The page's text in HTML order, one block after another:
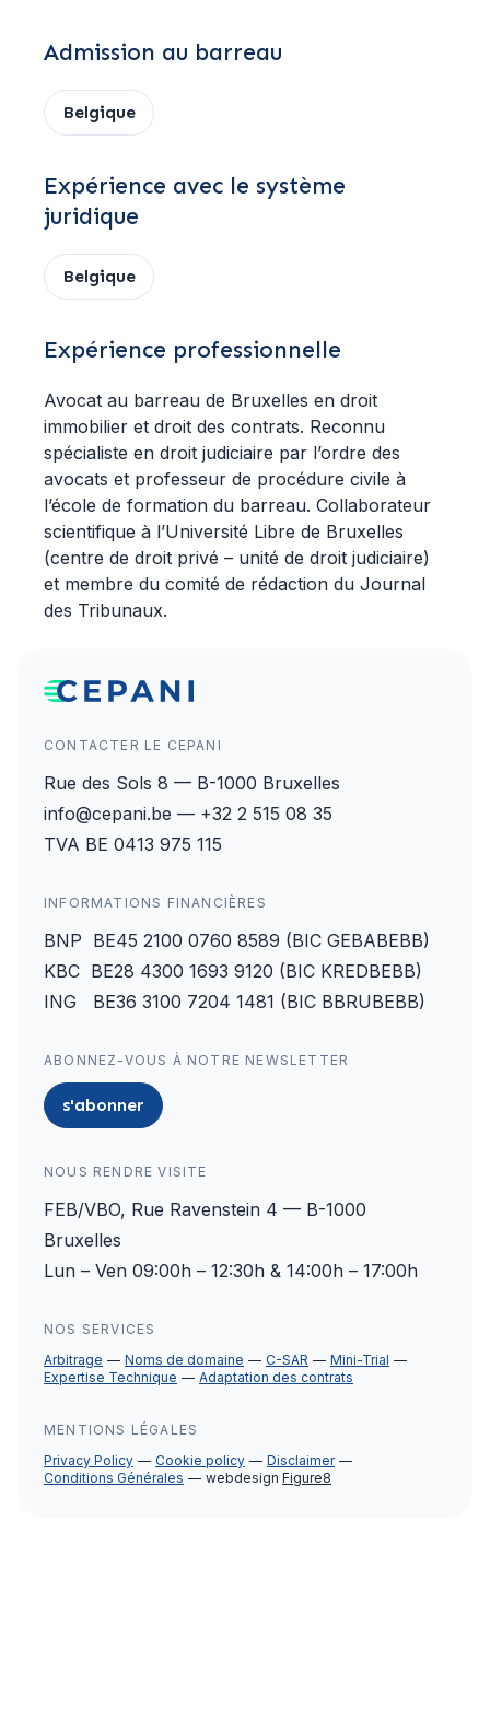
Admission au barreau
Belgique
Expérience avec le système
juridique
Belgique
Expérience professionnelle
Avocat au barreau de Bruxelles en droit
immobilier et droit des contrats. Reconnu
spécialiste en droit judiciaire par l’ordre des
avocats et professeur de procédure civile à
l’école de formation du barreau. Collaborateur
scientifique à l’Université Libre de Bruxelles
(centre de droit privé – unité de droit judiciaire)
et membre du comité de rédaction du Journal
des Tribunaux.
CONTACTER LE CEPANI
Rue des Sols 8 — B-1000 Bruxelles
info@cepani.be — +32 2 515 08 35
TVA BE 0413 975 115
INFORMATIONS FINANCIÈRES
BNP BE45 2100 0760 8589 (BIC GEBABEBB)
KBC BE28 4300 1693 9120 (BIC KREDBEBB)
ING BE36 3100 7204 1481 (BIC BBRUBEBB)
ABONNEZ-VOUS À NOTRE NEWSLETTER
s'abonner
NOUS RENDRE VISITE
FEB/VBO, Rue Ravenstein 4 — B-1000
Bruxelles
Lun – Ven 09:00h – 12:30h & 14:00h – 17:00h
NOS SERVICES
Arbitrage
Noms de domaine C-SAR
Mini-Trial
Expertise Technique
Adaptation des contrats
MENTIONS LÉGALES
Privacy Policy
Cookie policy
Disclaimer
Conditions Générales
webdesign Figure8